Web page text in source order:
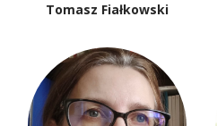
Tomasz Fiałkowski